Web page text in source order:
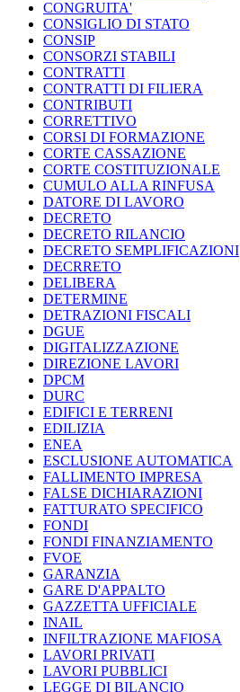
CONGRUITA'
CONSIGLIO DI STATO
CONSIP
CONSORZI STABILI
CONTRATTI
CONTRATTI DI FILIERA
CONTRIBUTI
CORRETTIVO
CORSI DI FORMAZIONE
CORTE CASSAZIONE
CORTE COSTITUZIONALE
CUMULO ALLA RINFUSA
DATORE DI LAVORO
DECRETO
DECRETO RILANCIO
DECRETO SEMPLIFICAZIONI
DECRRETO
DELIBERA
DETERMINE
DETRAZIONI FISCALI
DGUE
DIGITALIZZAZIONE
DIREZIONE LAVORI
DPCM
DURC
EDIFICI E TERRENI
EDILIZIA
ENEA
ESCLUSIONE AUTOMATICA
FALLIMENTO IMPRESA
FALSE DICHIARAZIONI
FATTURATO SPECIFICO
FONDI
FONDI FINANZIAMENTO
FVOE
GARANZIA
GARE D'APPALTO
GAZZETTA UFFICIALE
INAIL
INFILTRAZIONE MAFIOSA
LAVORI PRIVATI
LAVORI PUBBLICI
LEGGE DI BILANCIO